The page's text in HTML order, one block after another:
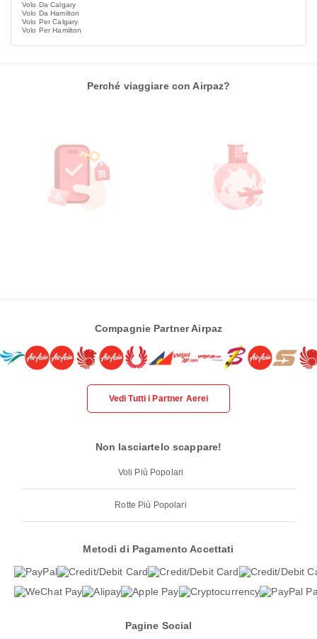
Volo Da Calgary
Volo Da Hamilton
Volo Per Calgary
Volo Per Hamilton
Perché viaggiare con Airpaz?
Compagnie Partner Airpaz
Vedi Tutti i Partner Aerei
Non lasciartelo scappare!
Voli Più Popolari
Rotte Più Popolari
Metodi di Pagamento Accettati
Pagine Social